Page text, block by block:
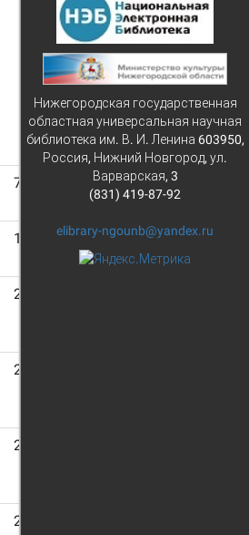
7
15
24
26
23
26
Нижегородская государственная
областная универсальная научная
библиотека им. В. И. Ленина 603950,
Россия, Нижний Новгород, ул.
Варварская, 3
(831) 419-87-92
elibrary-ngounb@yandex.ru